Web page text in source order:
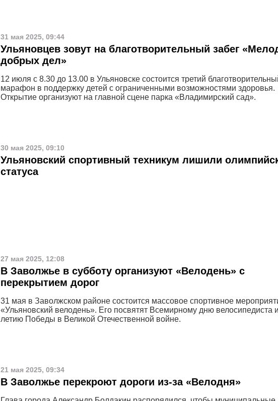
31 мая 2025, 09:44
Ульяновцев зовут на благотворительный забег
добрых дел»
12 июля с 8.30 до 13.00 в Ульяновске состоится третий
марафон в поддержку детей с ограниченными возможностями здоровья.
Открытие организуют на главной сцене парка «Владимирский сад».
30 мая 2025, 09:10
Ульяновский спортивный техникум лишили
статуса
27 мая 2025, 12:08
В Заволжье в субботу организуют «Велодень» с
перекрытием дорог
31 мая в Заволжском районе состоится массовое спортивное
«Ульяновский велодень». Его посвятят Всемирному дню велосипедиста
летию Победы в Великой Отечественной войне.
21 мая 2025, 09:34
В Заволжье перекроют дороги из-за «Велодня»